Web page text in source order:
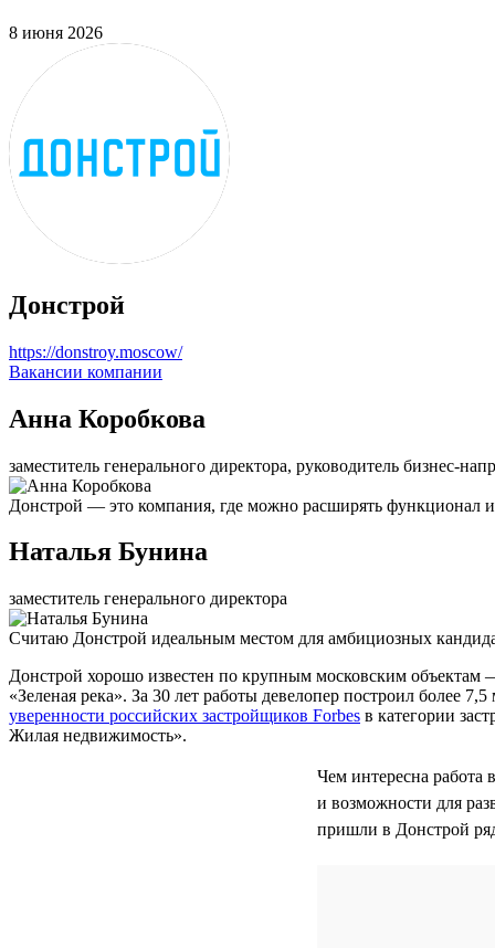
8 июня 2026
Донстрой
https://donstroy.moscow/
Вакансии компании
Анна Коробкова
заместитель генерального директора, руководитель бизнес-
Донстрой — это компания, где можно расширять функционал
Наталья Бунина
заместитель генерального директора
Считаю Донстрой идеальным местом для амбициозных
Донстрой хорошо известен по крупным московским
«Зеленая река». За 30 лет работы девелопер построил более
уверенности российских застройщиков Forbes в категории
Жилая недвижимость».
Чем интересна работа
и возможности для
пришли в Донстрой